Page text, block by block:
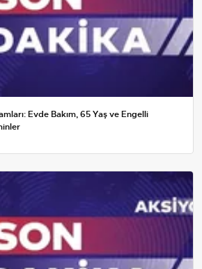
Evde Bakım, 65 Yaş ve Engelli